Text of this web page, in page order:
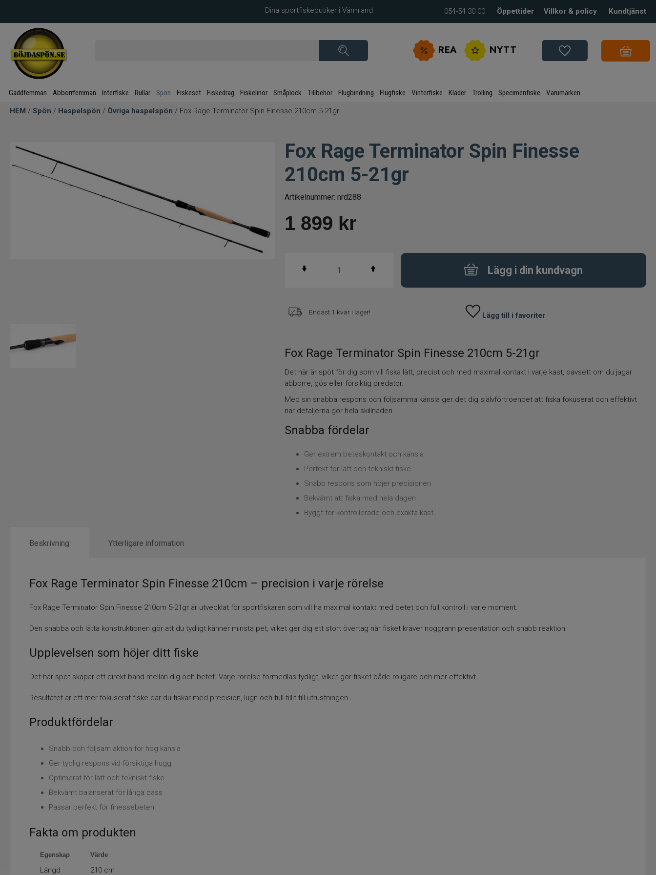
Dina sportfiskebutiker i Värmland 054-54 30 00 Öppettider Villkor & policy Kundtjänst
REA NYTT
Gäddfemman Abborrfemman Interfiske Rullar Spön Fiskeset Fiskedrag Fiskelinor Småplock Tillbehör Flugbindning Flugfiske Vinterfiske Kläder Trolling Specimenfiske Varumärken
HEM / Spön / Haspelspön / Övriga haspelspön / Fox Rage Terminator Spin Finesse 210cm 5-21gr
Fox Rage Terminator Spin Finesse
210cm 5-21gr
Artikelnummer: nrd288
1 899 kr
Lägg i din kundvagn
Endast 1 kvar i lager! Lägg till i favoriter
Fox Rage Terminator Spin Finesse 210cm 5-21gr
Det här är spöt för dig som vill fiska lätt, precist och med maximal kontakt i varje kast, oavsett om du jagar
abborre, gös eller försiktig predator.
Med sin snabba respons och följsamma känsla ger det dig självförtroendet att fiska fokuserat och effektivt
när detaljerna gör hela skillnaden.
Snabba fördelar
Ger extrem beteskontakt och känsla
Perfekt för lätt och tekniskt fiske
Snabb respons som höjer precisionen
Bekvämt att fiska med hela dagen
Byggt för kontrollerade och exakta kast
Beskrivning
Fox Rage Terminator Spin Finesse 210cm – precision i varje rörelse
Fox Rage Terminator Spin Finesse 210cm 5-21gr är utvecklat för sportfiskaren som vill ha maximal kontakt med betet och full kontroll i varje moment.
Den snabba och lätta konstruktionen gör att du tydligt känner minsta pet, vilket ger dig ett stort övertag när fisket kräver noggrann presentation och snabb reaktion.
Upplevelsen som höjer ditt fiske
Det här spöt skapar ett direkt band mellan dig och betet. Varje rörelse förmedlas tydligt, vilket gör fisket både roligare och mer effektivt.
Resultatet är ett mer fokuserat fiske där du fiskar med precision, lugn och full tillit till utrustningen.
Produktfördelar
Snabb och följsam aktion för hög känsla
Ger tydlig respons vid försiktiga hugg
Optimerat för lätt och tekniskt fiske
Bekvämt balanserat för långa pass
Passar perfekt för finessebeten
Fakta om produkten
Egenskap Värde
Längd
210 cm
Ytterligare information